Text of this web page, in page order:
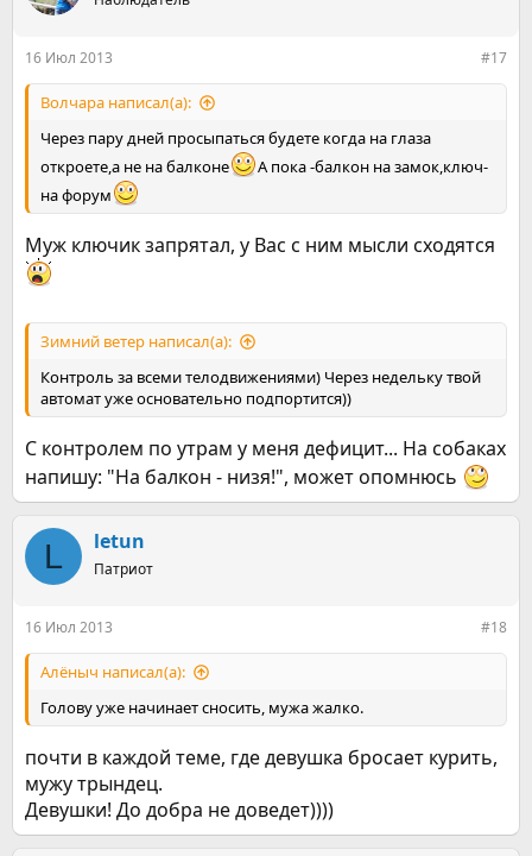
16 Июл 2013 #17
Волчара написал(а):
Через пару дней просыпаться будете когда на глаза
откроете,а не на балконе
А пока -балкон на замок,ключ-
на форум
Муж ключик запрятал, у Вас с ним мысли сходятся
Зимний ветер написал(а):
Контроль за всеми телодвижениями) Через недельку твой
автомат уже основательно подпортится))
С контролем по утрам у меня дефицит... На собаках
напишу: "На балкон - низя!", может опомнюсь
L letun
Патриот
16 Июл 2013 #18
Алёныч написал(а):
Голову уже начинает сносить, мужа жалко.
почти в каждой теме, где девушка бросает курить,
мужу трындец.
Девушки! До добра не доведет))))